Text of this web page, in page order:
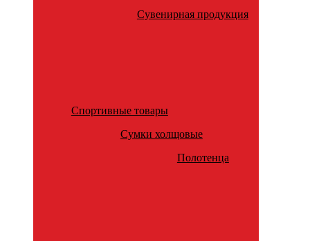
Сувенирная продукция
Спортивные товары
Сумки холщовые
Полотенца